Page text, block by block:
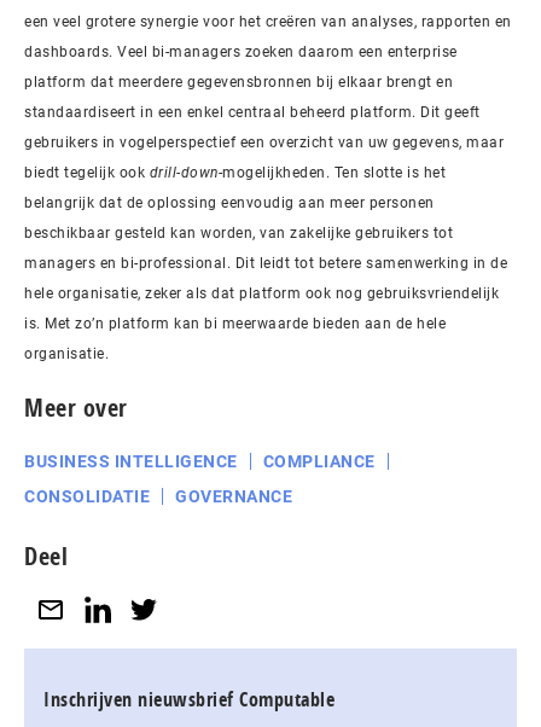
een veel grotere synergie voor het creëren van analyses, rapporten en
dashboards. Veel bi-managers zoeken daarom een enterprise
platform dat meerdere gegevensbronnen bij elkaar brengt en
standaardiseert in een enkel centraal beheerd platform. Dit geeft
gebruikers in vogelperspectief een overzicht van uw gegevens, maar
biedt tegelijk ook drill-down-mogelijkheden. Ten slotte is het
belangrijk dat de oplossing eenvoudig aan meer personen
beschikbaar gesteld kan worden, van zakelijke gebruikers tot
managers en bi-professional. Dit leidt tot betere samenwerking in de
hele organisatie, zeker als dat platform ook nog gebruiksvriendelijk
is. Met zo’n platform kan bi meerwaarde bieden aan de hele
organisatie.
Meer over
BUSINESS INTELLIGENCE
COMPLIANCE
CONSOLIDATIE
GOVERNANCE
Deel
Inschrijven nieuwsbrief Computable